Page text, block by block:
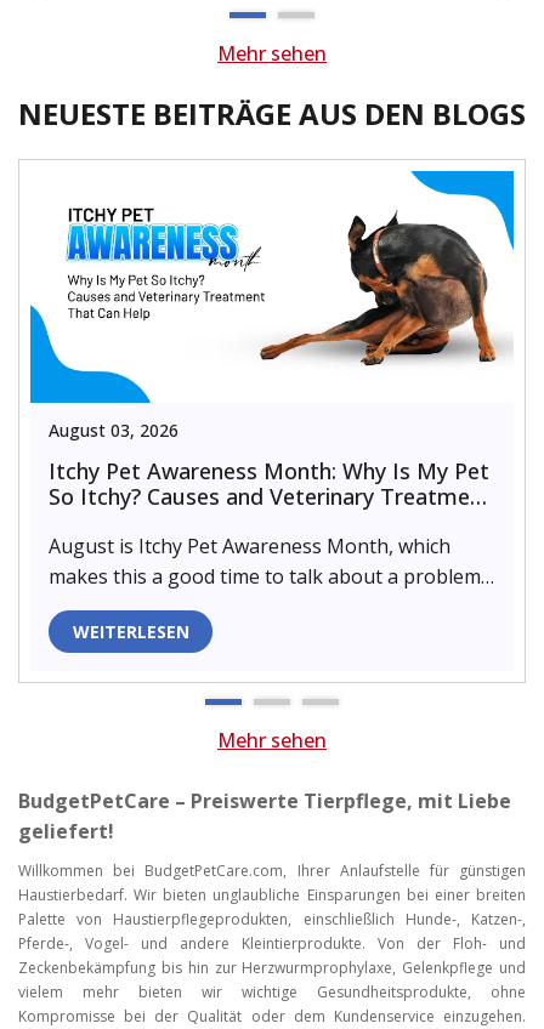
Mehr sehen
NEUESTE BEITRÄGE AUS DEN BLOGS
August 03, 2026
Itchy Pet Awareness Month: Why Is My Pet
So Itchy? Causes and Veterinary Treatment
August is Itchy Pet Awareness Month, which
makes this a good time to talk about a problem
almost every pet parent de..
WEITERLESEN
Mehr sehen
BudgetPetCare – Preiswerte Tierpflege, mit Liebe
geliefert!
Willkommen bei BudgetPetCare.com, Ihrer Anlaufstelle für günstigen
Haustierbedarf. Wir bieten unglaubliche Einsparungen bei einer breiten
Palette von Haustierpflegeprodukten, einschließlich Hunde-, Katzen-,
Pferde-, Vogel- und andere Kleintierprodukte. Von der Floh- und
Zeckenbekämpfung bis hin zur Herzwurmprophylaxe, Gelenkpflege und
vielem mehr bieten wir wichtige Gesundheitsprodukte, ohne
Kompromisse bei der Qualität oder dem Kundenservice einzugehen.